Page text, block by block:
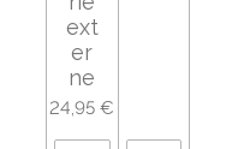
ext
er
ne
24,95 €